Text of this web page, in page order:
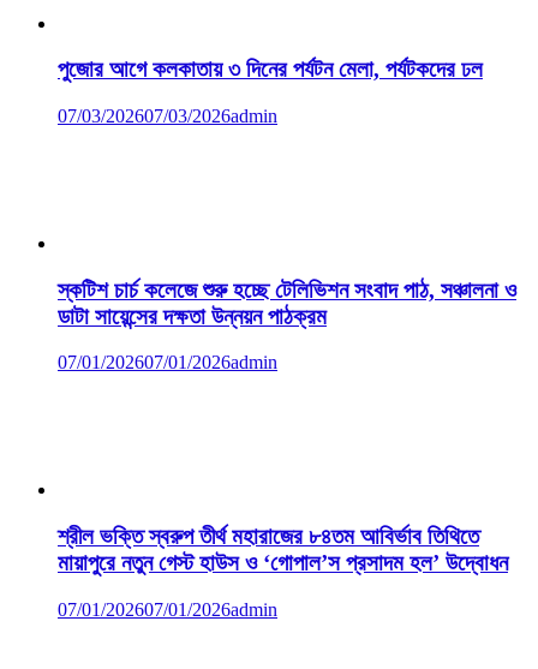
পুজোর আগে কলকাতায় ৩ দিনের পর্যটন মেলা, পর্যটকদের ঢল
07/03/202607/03/2026admin
স্কটিশ চার্চ কলেজে শুরু হচ্ছে টেলিভিশন সংবাদ পাঠ, সঞ্চালনা ও
ডাটা সায়েন্সের দক্ষতা উন্নয়ন পাঠক্রম
07/01/202607/01/2026admin
শ্রীল ভক্তি স্বরুপ তীর্থ মহারাজের ৮৪তম আবির্ভাব তিথিতে
মায়াপুরে নতুন গেস্ট হাউস ও ‘গোপাল’স প্রসাদম হল’ উদ্বোধন
07/01/202607/01/2026admin